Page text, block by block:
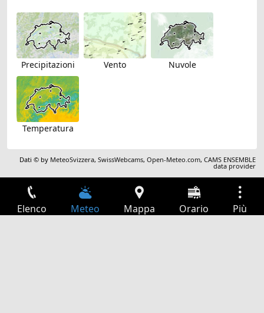
Precipitazioni Vento Nuvole
Temperatura
Dati © by MeteoSvizzera,SwissWebcams,Open-Meteo.com,CAMS ENSEMBLE
data provider
Elenco Meteo Mappa Orario Più